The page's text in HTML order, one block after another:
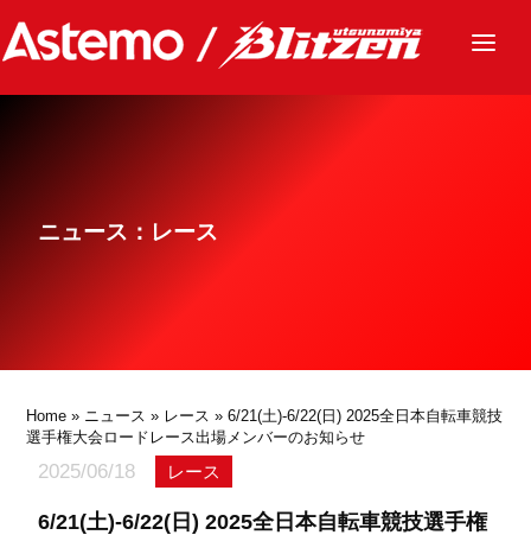
ニュース
グッズ
ニュース：レース
Home » ニュース » レース » 6/21(土)-6/22(日) 2025全日本自転車競技
選手権大会ロードレース出場メンバーのお知らせ
2025/06/18 レース
6/21(土)-6/22(日) 2025全日本自転車競技選手権